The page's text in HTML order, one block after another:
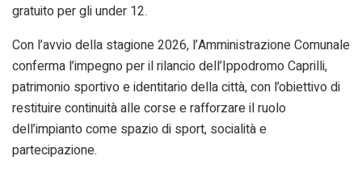
gratuito per gli under 12.
Con l’avvio della stagione 2026, l’Amministrazione Comunale
conferma l’impegno per il rilancio dell’Ippodromo Caprilli,
patrimonio sportivo e identitario della città, con l’obiettivo di
restituire continuità alle corse e rafforzare il ruolo
dell’impianto come spazio di sport, socialità e
partecipazione.